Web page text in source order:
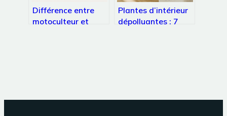
Différence entre
motoculteur et
Plantes d’intérieur
dépolluantes : 7